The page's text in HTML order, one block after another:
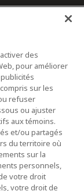
| New York
des
pour améliorer
sur les
refuser
ou ajuster
aux témoins.
et/ou partagés
du territoire où
sur la
personnels,
votre droit
votre droit de